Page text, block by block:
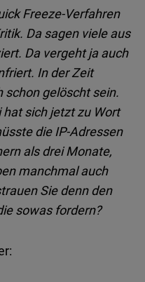
Freeze-Verfahren
Da sagen viele aus
Da vergeht ja auch
In der Zeit
schon gelöscht sein.
sich jetzt zu Wort
die IP-Adressen
als drei Monate,
manchmal auch
Sie denn den
sowas fordern?